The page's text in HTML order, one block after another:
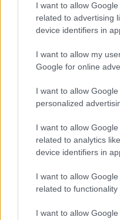
I want to allow
related to advertising
device identifiers in
I want to allow my
Google for online
I want to allow
personalized
I want to allow
related to analytics
device identifiers in
I want to allow
related to
I want to allow